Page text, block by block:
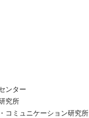
ンター
究所
コミュニケーション研究所